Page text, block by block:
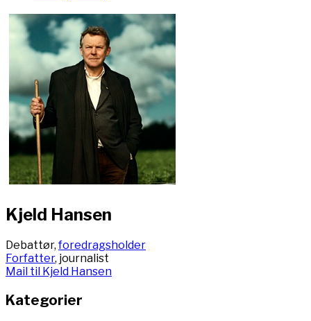
Kjeld Hansen
Debattør,foredragsholder
Forfatter, journalist
Mail til Kjeld Hansen
Kategorier